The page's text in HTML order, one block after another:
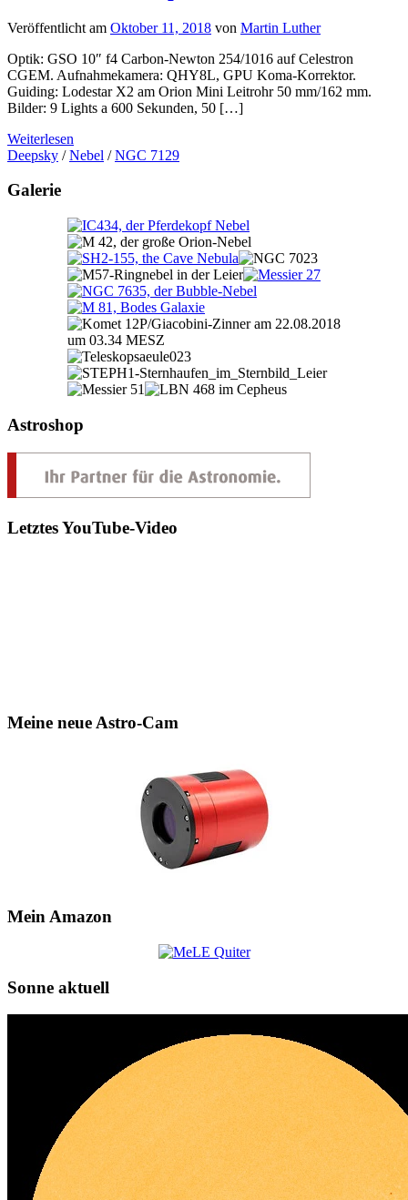
Veröffentlicht am Oktober 11, 2018 von Martin Luther
Optik: GSO 10″ f4 Carbon-Newton 254/1016 auf Celestron
CGEM. Aufnahmekamera: QHY8L, GPU Koma-Korrektor.
Guiding: Lodestar X2 am Orion Mini Leitrohr 50 mm/162 mm.
Bilder: 9 Lights a 600 Sekunden, 50 […]
Weiterlesen
Deepsky /Nebel /NGC 7129
Galerie
Astroshop
Letztes YouTube-Video
Meine neue Astro-Cam
Mein Amazon
Sonne aktuell